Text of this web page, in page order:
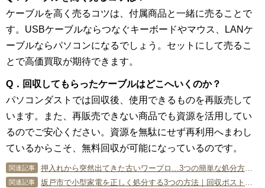
ケーブルを高く売るコツは、付属商品と一緒に売ることで
す。USBケーブルならつなぐキーボードやマウス、LANケ
ーブルならパソコンになるでしょう。セットにして売るこ
とで高価買取が期待できます。
Q．回収してもらったケーブルはどこへいくのか？
パソコンダストでは回収後、使用できるものを再販売して
います。また、再販売できない商品でも資源を活用してい
るのでご安心ください。資源を無駄にせず再利用へまわし
ているからこそ、無料回収が可能になっているのです。
関連記事 押入れから突然出てきた古いワープロ…3つの簡単な処分方法！
関連記事 坂戸市で小型家電を正しく処分する3つの方法｜回収ポストや注意点を専門家が解説